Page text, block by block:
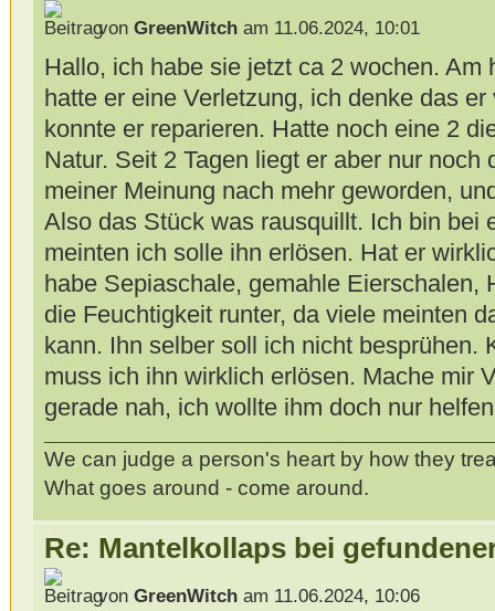
von GreenWitcham 11.06.2024, 10:01
Hallo, ich habe sie jetzt ca 2 wochen. Am
hatte er eine Verletzung, ich denke das
konnte er reparieren. Hatte noch eine 2
Natur. Seit 2 Tagen liegt er aber nur noch
meiner Meinung nach mehr geworden,
Also das Stück was rausquillt. Ich bin bei
meinten ich solle ihn erlösen. Hat er
habe Sepiaschale, gemahle Eierschalen,
die Feuchtigkeit runter, da viele meinten
kann. Ihn selber soll ich nicht besprühen.
muss ich ihn wirklich erlösen. Mache mir
gerade nah, ich wollte ihm doch nur helfen
We can judge a person's heart by how they
What goes around - come around.
Re: Mantelkollaps bei
von GreenWitcham 11.06.2024, 10:06